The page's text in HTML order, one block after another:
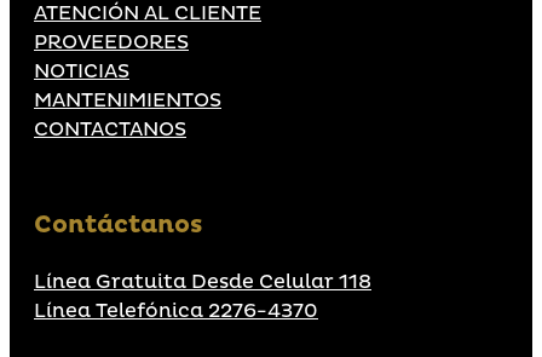
ATENCIÓN AL CLIENTE
PROVEEDORES
NOTICIAS
MANTENIMIENTOS
CONTACTANOS
Contáctanos
Línea Gratuita Desde Celular 118
Línea Telefónica 2276-4370